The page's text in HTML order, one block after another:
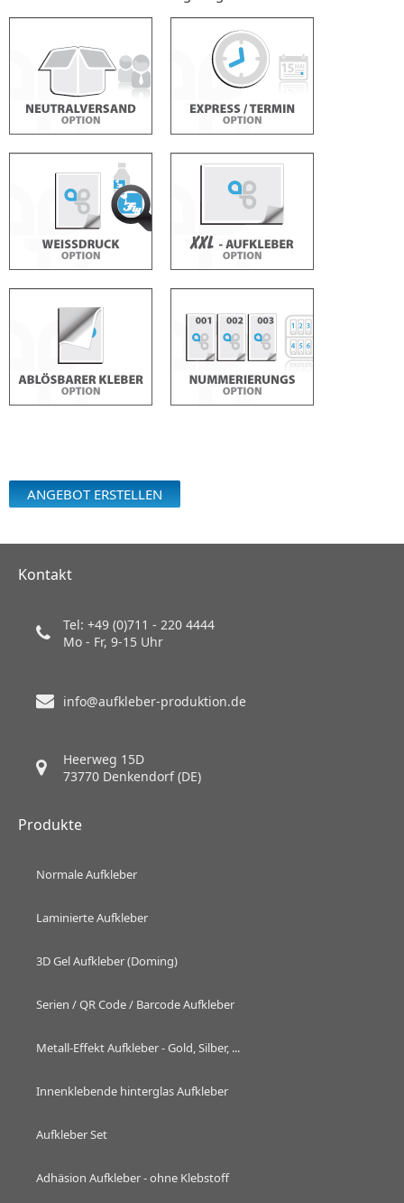
ANGEBOT ERSTELLEN
Kontakt
Tel: +49 (0)711 - 220 4444
Mo - Fr, 9-15 Uhr
info@aufkleber-produktion.de
Heerweg 15D
73770 Denkendorf (DE)
Produkte
Normale Aufkleber
Laminierte Aufkleber
3D Gel Aufkleber (Doming)
Serien / QR Code / Barcode Aufkleber
Metall-Effekt Aufkleber - Gold, Silber, ...
Innenklebende hinterglas Aufkleber
Aufkleber Set
Adhäsion Aufkleber - ohne Klebstoff